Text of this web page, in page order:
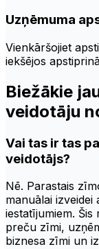
Uzņēmuma
Vienkāršojiet
iekšējos
Biežākie
veidotāju
Vai tas ir tas
veidotājs?
Nē. Parastais
manuālai
iestatījumiem.
preču zīmi,
biznesa zīmi un